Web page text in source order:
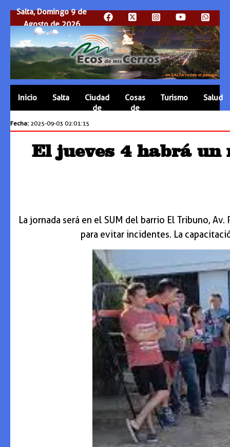
Salta, Domingo 9 de
Agosto de 2026
Inicio Salta
Ciudad
de
Cosas
de
Turismo Salud
Fecha: 2025-09-03 02:01:15
El jueves 4 habrá
La jornada será en el SUM del barrio El Tribuno,
para evitar incidentes. La